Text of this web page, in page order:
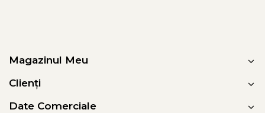
Magazinul Meu
Clienți
Date Comerciale